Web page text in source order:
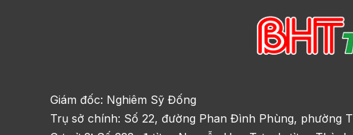
Giám đốc: Nghiêm Sỹ Đống
Trụ sở chính: Số 22, đường Phan Đình Phùng, phường